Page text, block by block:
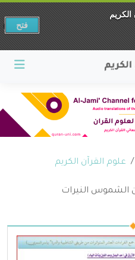
علوم القرآن الكريم
الشموس النيرات
الكريم
فتح